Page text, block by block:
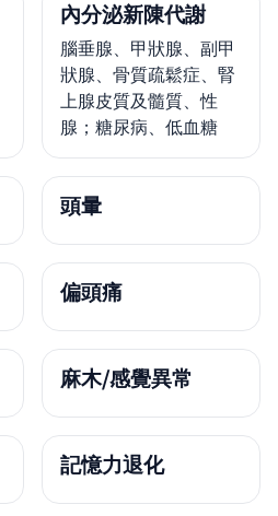
內分泌新陳代謝
腦垂腺、甲狀腺、副甲
狀腺、骨質疏鬆症、腎
上腺皮質及髓質、性
腺；糖尿病、低血糖
頭暈
偏頭痛
麻木/感覺異常
記憶力退化